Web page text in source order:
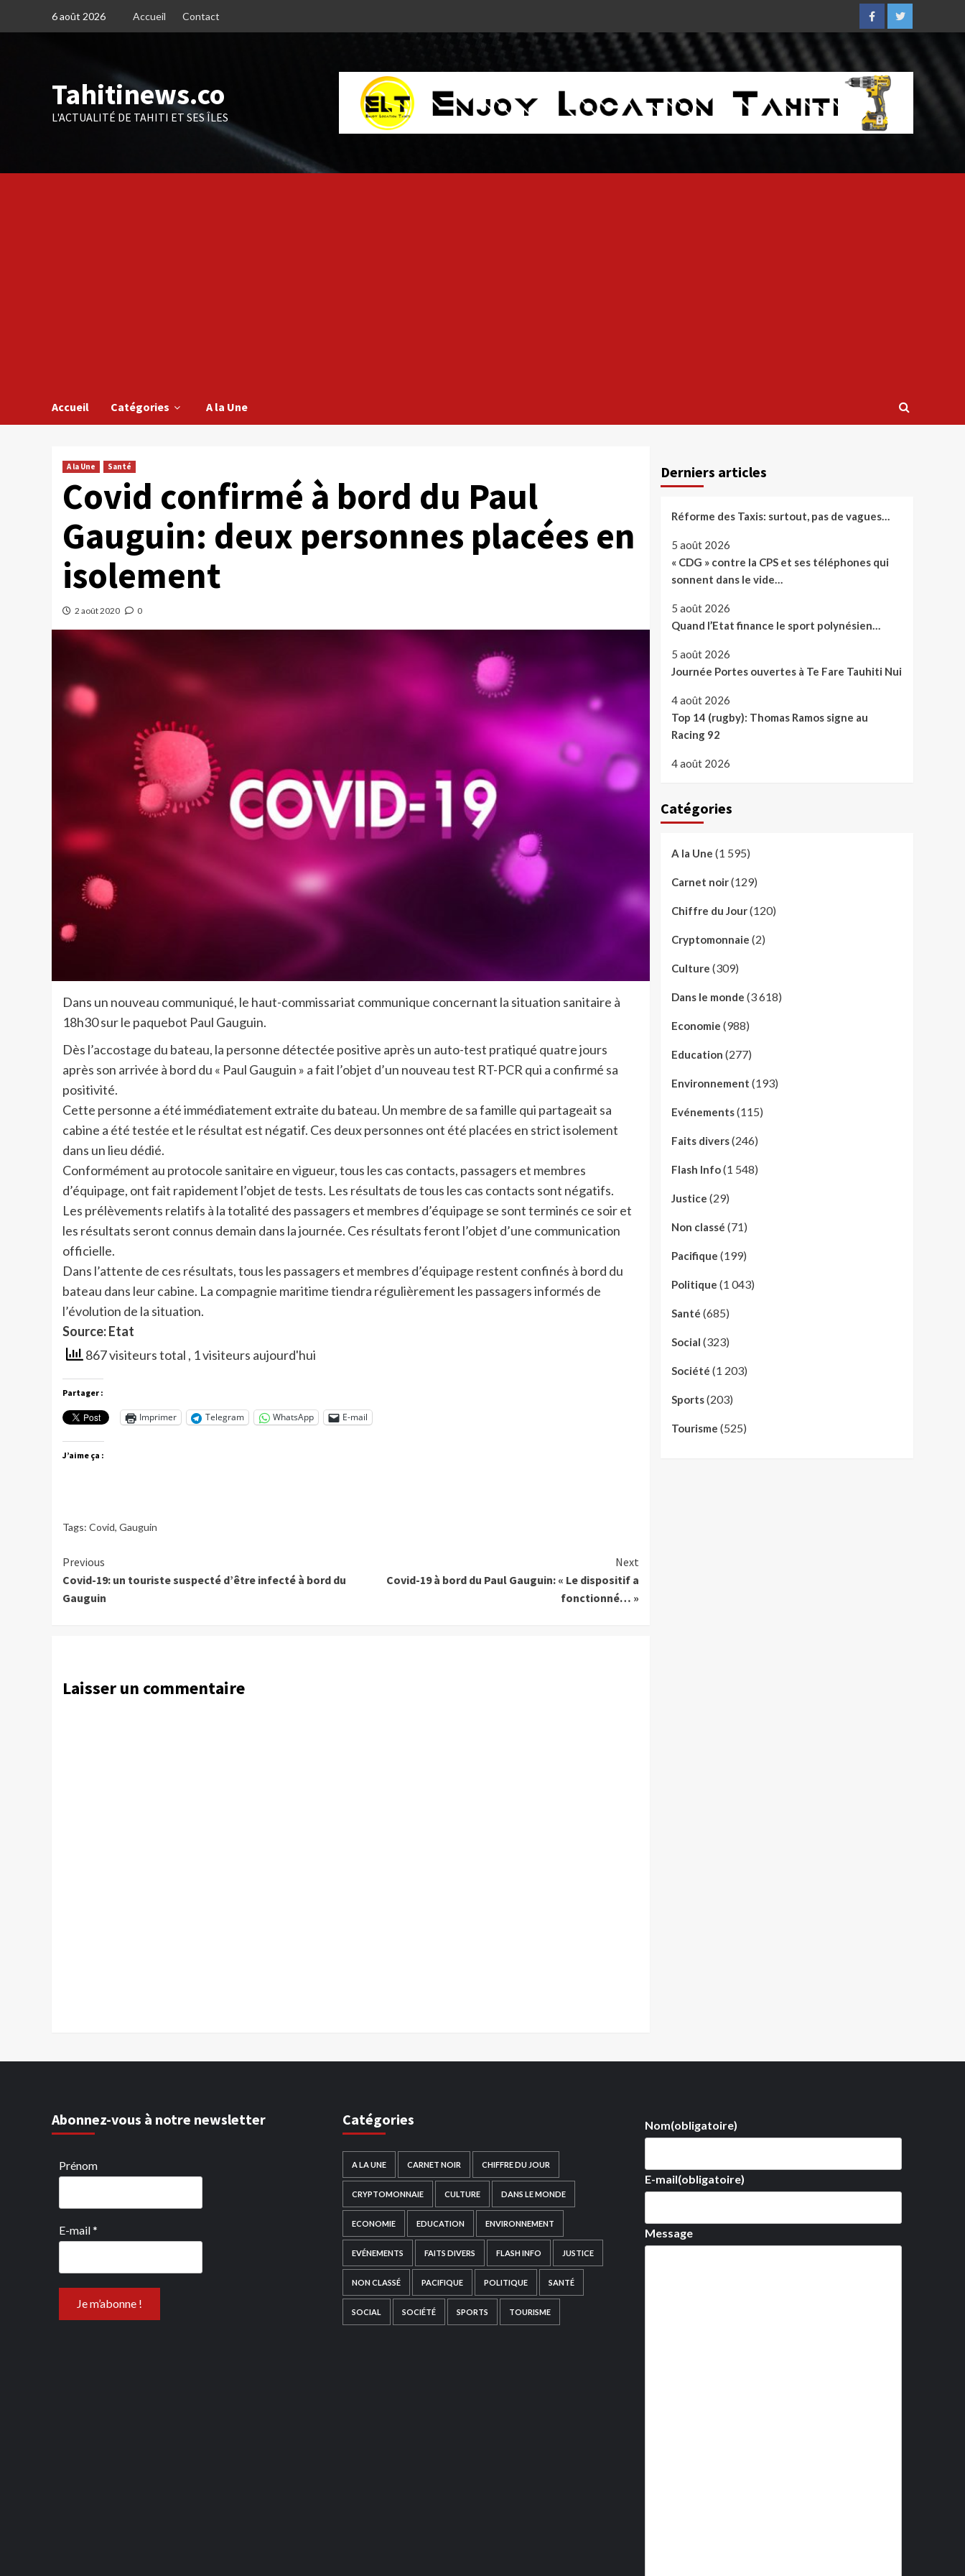
6 août 2026 Accueil Contact
FacebookTwitter
Tahitinews.co
L'ACTUALITÉ DE TAHITI ET SES ÎLES
Accueil Catégories A la Une
A la Une Santé
Covid confirmé à bord du Paul
Gauguin: deux personnes placées en
isolement
2 août 2020 0
Dans un nouveau communiqué, le haut-commissariat communique concernant la situation sanitaire à
18h30 sur le paquebot Paul Gauguin.
Dès l’accostage du bateau, la personne détectée positive après un auto-test pratiqué quatre jours
après son arrivée à bord du « Paul Gauguin » a fait l’objet d’un nouveau test RT-PCR qui a confirmé sa
positivité.
Cette personne a été immédiatement extraite du bateau. Un membre de sa famille qui partageait sa
cabine a été testée et le résultat est négatif. Ces deux personnes ont été placées en strict isolement
dans un lieu dédié.
Conformément au protocole sanitaire en vigueur, tous les cas contacts, passagers et membres
d’équipage, ont fait rapidement l’objet de tests. Les résultats de tous les cas contacts sont négatifs.
Les prélèvements relatifs à la totalité des passagers et membres d’équipage se sont terminés ce soir et
les résultats seront connus demain dans la journée. Ces résultats feront l’objet d’une communication
officielle.
Dans l’attente de ces résultats, tous les passagers et membres d’équipage restent confinés à bord du
bateau dans leur cabine. La compagnie maritime tiendra régulièrement les passagers informés de
l’évolution de la situation.
Source: Etat
867 visiteurs total , 1 visiteurs aujourd'hui
Partager :
Imprimer Telegram WhatsApp E-mail
J’aime ça :
Tags: Covid, Gauguin
Continue
Reading
Previous
Covid-19: un touriste suspecté d’être infecté à bord du
Gauguin
Next
Covid-19 à bord du Paul Gauguin: « Le dispositif a
fonctionné… »
Laisser un commentaire
Derniers articles
Réforme des Taxis: surtout, pas de vagues…
5 août 2026
« CDG » contre la CPS et ses téléphones qui
sonnent dans le vide…
5 août 2026
Quand l’Etat finance le sport polynésien…
5 août 2026
Journée Portes ouvertes à Te Fare Tauhiti Nui
4 août 2026
Top 14 (rugby): Thomas Ramos signe au
Racing 92
4 août 2026
Catégories
A la Une (1 595)
Carnet noir(129)
Chiffre du Jour(120)
Cryptomonnaie (2)
Culture (309)
Dans le monde (3 618)
Economie (988)
Education (277)
Environnement (193)
Evénements(115)
Faits divers(246)
Flash Info(1 548)
Justice (29)
Non classé (71)
Pacifique (199)
Politique (1 043)
Santé (685)
Social (323)
Société (1 203)
Sports(203)
Tourisme (525)
Abonnez-vous à notre newsletter
Prénom
E-mail*
Catégories
A LA UNE CARNET NOIR CHIFFRE DU JOUR
CRYPTOMONNAIE CULTURE DANS LE MONDE
ECONOMIE EDUCATION ENVIRONNEMENT
EVÉNEMENTS FAITS DIVERS FLASH INFO JUSTICE
NON CLASSÉ PACIFIQUE POLITIQUE SANTÉ
SOCIAL SOCIÉTÉ SPORTS TOURISME
Nom(obligatoire)
E-mail(obligatoire)
Message